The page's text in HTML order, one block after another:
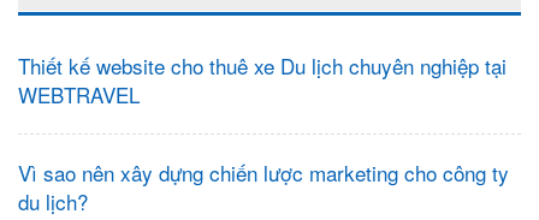
Thiết kế website cho thuê xe Du lịch chuyên nghiệp tại
WEBTRAVEL
Vì sao nên xây dựng chiến lược marketing cho công ty
du lịch?